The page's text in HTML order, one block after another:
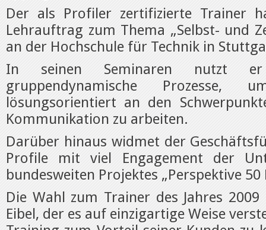
Der als Profiler zertifizierte Trainer
Lehrauftrag zum Thema „Selbst- und
an der Hochschule für Technik in
In seinen Seminaren nutzt er
gruppendynamische
lösungsorientiert an den
Kommunikation zu arbeiten.
Darüber hinaus widmet der
Profile mit viel Engagement der
bundesweiten Projektes „Perspektive 50
Die Wahl zum Trainer des Jahres
Eibel, der es auf einzigartige Weise